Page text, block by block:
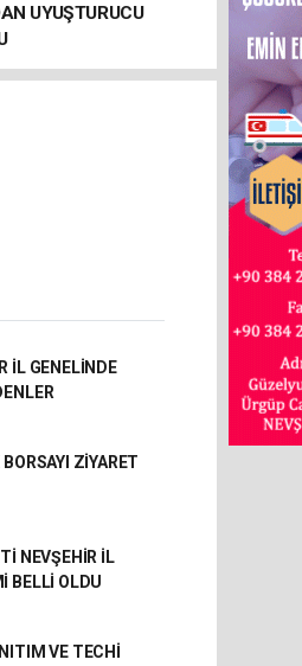
UYUŞTURUCU
İL GENELİNDE
ZİYARET
NEVŞEHİR İL
BELLİ OLDU
VE TECHİ